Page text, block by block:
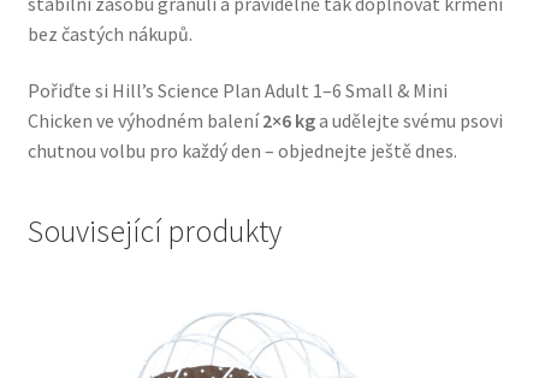
bez častých nákupů.
Pořiďte si Hill’s Science Plan Adult 1–6 Small & Mini
Chicken ve výhodném balení2×6 kga udělejte svému psovi
chutnou volbu pro každý den – objednejte ještě dnes.
Související produkty